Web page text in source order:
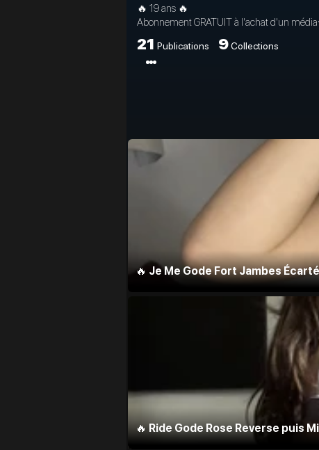
🔥 19 ans 🔥
Abonnement GRATUIT à l'achat d'un
21 Publications 9Collections
🔥 Je Me Gode Fort Jambes
🔥 Ride Gode Rose Reverse puis